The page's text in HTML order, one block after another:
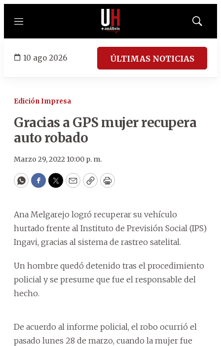
Menú
Mostrar
10 ago 2026 ÚLTIMAS NOTICIAS
Edición Impresa
Gracias a GPS mujer recupera
auto robado
Marzo 29, 2022 10:00 p. m.
WhatsApp
Facebook
Twitter
EmailCopyPrint
Ana Melgarejo logró recuperar su vehículo
hurtado frente al Instituto de Previsión Social (IPS)
Ingavi, gracias al sistema de rastreo satelital.
Un hombre quedó detenido tras el procedimiento
policial y se presume que fue el responsable del
hecho.
De acuerdo al informe policial, el robo ocurrió el
pasado lunes 28 de marzo, cuando la mujer fue